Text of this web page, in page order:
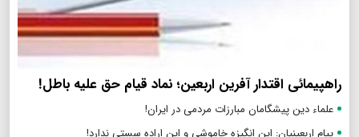
راهپیمائی اقتدار آفرین اربعین؛ نماد قیام حق علیه باطل!
علماء دین پیشگامان مبارزات مردمی در ایران!
پیام اربعینیان: این انگیزه خاموشی و این اراده سستی ندارد!